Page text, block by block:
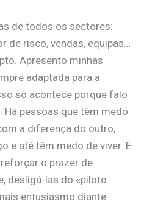
de todos os sectores:
de risco, vendas, equipas…
Apresento minhas
adaptada para a
só acontece porque falo
Há pessoas que têm medo
a diferença do outro,
e até têm medo de viver. E
o prazer de
desligá-las do «piloto
entusiasmo diante